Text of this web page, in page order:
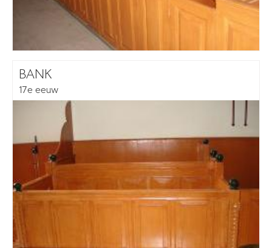
BANK
17e eeuw